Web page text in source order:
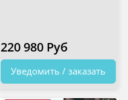
220 980 Руб
Уведомить / заказать